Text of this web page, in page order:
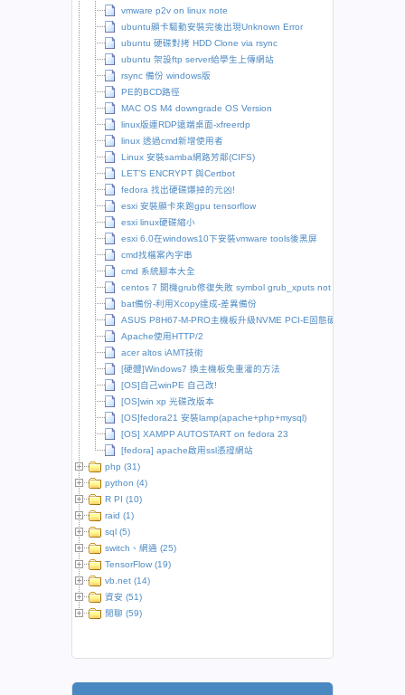
vmware p2v on linux note
ubuntu顯卡驅動安裝完後出現Unknown Error
ubuntu 硬碟對拷 HDD Clone via rsync
ubuntu 架設ftp server給學生上傳網站
rsync 備份 windows版
PE的BCD路徑
MAC OS M4 downgrade OS Version
linux版連RDP遠端桌面-xfreerdp
linux 透過cmd新增使用者
Linux 安裝samba網路芳鄰(CIFS)
LET’S ENCRYPT 與Certbot
fedora 找出硬碟爆掉的元凶!
esxi 安裝顯卡來跑gpu tensorflow
esxi linux硬碟縮小
esxi 6.0在windows10下安裝vmware tools後黑屏
cmd找檔案內字串
cmd 系統腳本大全
centos 7 開機grub修復失敗 symbol grub_xputs not found
bat備份-利用Xcopy達成-差異備份
ASUS P8H67-M-PRO主機板升級NVME PCI-E固態硬碟
Apache使用HTTP/2
acer altos iAMT技術
[硬體]Windows7 換主機板免重灌的方法
[OS]自己winPE 自己改!
[OS]win xp 光碟改版本
[OS]fedora21 安裝lamp(apache+php+mysql)
[OS] XAMPP AUTOSTART on fedora 23
[fedora] apache啟用ssl憑證網站
php (31)
python (4)
R PI (10)
raid (1)
sql (5)
switch、網通 (25)
TensorFlow (19)
vb.net (14)
資安 (51)
閒聊 (59)